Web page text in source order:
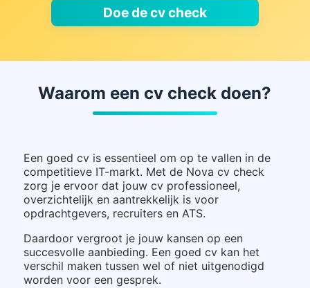
Doe de cv check
Waarom een cv check doen?
Een goed cv is essentieel om op te vallen in de
competitieve IT-markt. Met de Nova cv check
zorg je ervoor dat jouw cv professioneel,
overzichtelijk en aantrekkelijk is voor
opdrachtgevers, recruiters en ATS.
Daardoor vergroot je jouw kansen op een
succesvolle aanbieding. Een goed cv kan het
verschil maken tussen wel of niet uitgenodigd
worden voor een gesprek.